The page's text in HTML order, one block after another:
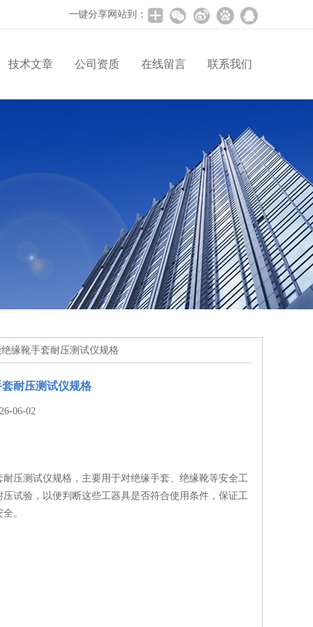
一键分享网站到：
技术文章 公司资质 在线留言 联系我们
缘靴手套耐压测试仪规格
耐压测试仪规格
06-02
耐压测试仪规格，主要用于对绝缘手套、绝缘靴等安全工
压试验，以便判断这些工器具是否符合使用条件，保证工
。